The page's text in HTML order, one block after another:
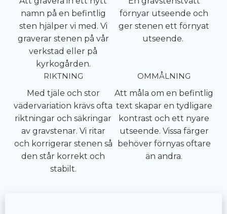
namn på en befintlig
sten hjälper vi med. Vi
graverar stenen på vår
verkstad eller på
kyrkogården.
förnyar utseende och
ger stenen ett förnyat
utseende.
RIKTNING
Med tjäle och stor
vädervariation krävs ofta
riktningar och säkringar
av gravstenar. Vi ritar
och korrigerar stenen så
den står korrekt och
stabilt.
OMMÅLNING
Att måla om en befintlig
text skapar en tydligare
kontrast och ett nyare
utseende. Vissa färger
behöver förnyas oftare
än andra.